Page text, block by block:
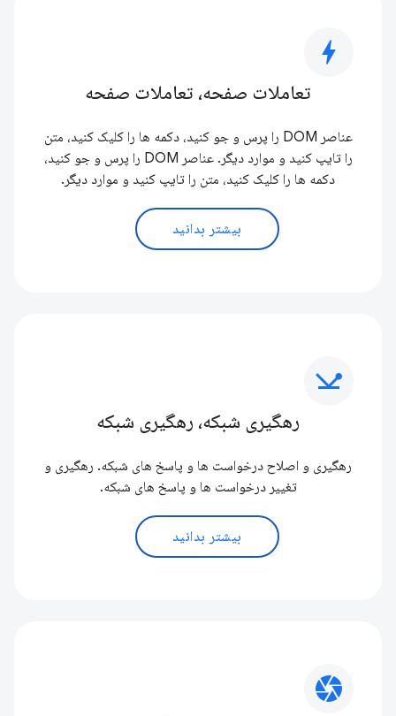
bolt
تعاملات صفحه، تعاملات صفحه
عناصر DOM را پرس و جو کنید، دکمه ها را کلیک کنید، متن
را تایپ کنید و موارد دیگر. عناصر DOM را پرس و جو کنید،
دکمه ها را کلیک کنید، متن را تایپ کنید و موارد دیگر.
بیشتر بدانید
network_ping
رهگیری شبکه، رهگیری شبکه
رهگیری و اصلاح درخواست ها و پاسخ های شبکه. رهگیری و
تغییر درخواست ها و پاسخ های شبکه.
بیشتر بدانید
camera